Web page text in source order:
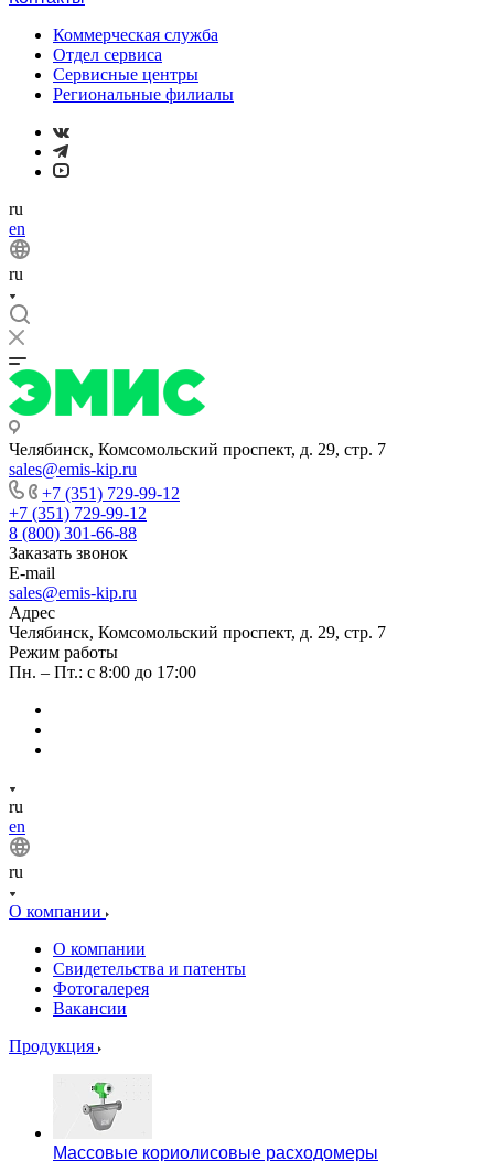
Коммерческая служба
Отдел сервиса
Сервисные центры
Региональные филиалы
ru
en
ru
Челябинск, Комсомольский проспект, д. 29, стр. 7
sales@emis-kip.ru
+7 (351) 729-99-12
+7 (351) 729-99-12
8 (800) 301-66-88
Заказать звонок
E-mail
sales@emis-kip.ru
Адрес
Челябинск, Комсомольский проспект, д. 29, стр. 7
Режим работы
Пн. – Пт.: с 8:00 до 17:00
ru
en
ru
О компании
О компании
Свидетельства и патенты
Фотогалерея
Вакансии
Продукция
Массовые кориолисовые расходомеры